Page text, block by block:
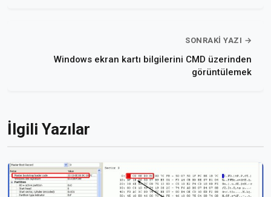
SONRAKI YAZI →
Windows ekran kartı bilgilerini CMD üzerinden
görüntülemek
İlgili Yazılar